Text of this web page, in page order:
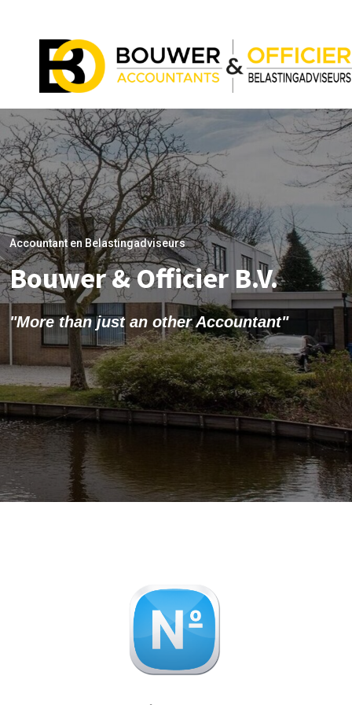
Accountant en Belastingadviseurs
Bouwer & Officier B.V.
"More than just an other Accountant"